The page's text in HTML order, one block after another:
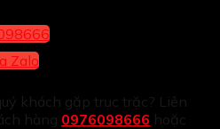
Zalo
khách gặp trục trặc? Liên
hàng 0976098666 hoặc